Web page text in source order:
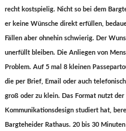
recht kostspielig. Nicht so bei dem
er keine Wünsche direkt erfüllen,
Fällen aber ohnehin schwierig. Der
unerfüllt bleiben. Die Anliegen von
Problem. Auf 5 mal 8 kleinen
die per Brief, Email oder auch
groß oder zu klein. Das Format nutzt
Kommunikationsdesign studiert hat,
Bargteheider Rathaus. 20 bis 30